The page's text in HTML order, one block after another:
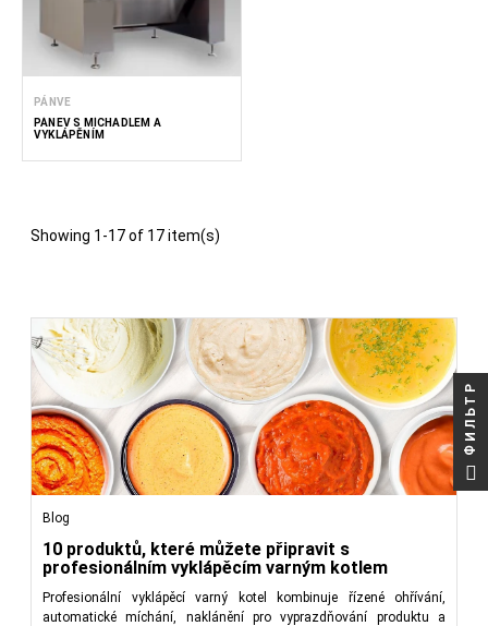
PÁNVE
PÁNEV S MÍCHADLEM A
VYKLÁPĚNÍM
Showing 1-17 of 17 item(s)
Blog
10 produktů, které můžete připravit s
profesionálním vyklápěcím varným kotlem
Profesionální vyklápěcí varný kotel kombinuje řízené ohřívání,
automatické míchání, naklánění pro vyprazdňování produktu a
ФИЛЬТР